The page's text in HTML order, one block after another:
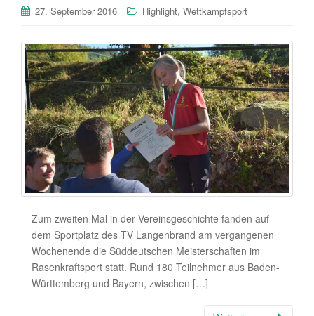
27. September 2016 Highlight, Wettkampfsport
Zum zweiten Mal in der Vereinsgeschichte fanden auf
dem Sportplatz des TV Langenbrand am vergangenen
Wochenende die Süddeutschen Meisterschaften im
Rasenkraftsport statt. Rund 180 Teilnehmer aus Baden-
Württemberg und Bayern, zwischen […]